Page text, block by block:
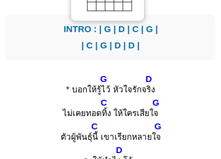
INTRO : | G | D| C| G |
| C | G | D | D |
* บอกให้รู้
G
ไว้ หัวใจรักจ
D
ริง
ไม่เคยทอด
C
ทิ้ง ให้ใครเสียใ
G
จ
ตัวผู้พันธุ์
C
นี้ เขาเรียกหลายใ
G
จ
D